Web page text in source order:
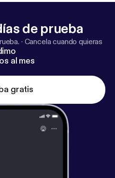
de prueba
· Cancela cuando quieras
al mes
gratis